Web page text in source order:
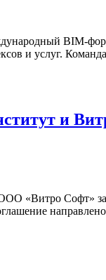
BIM-
и услуг.
и
«Витро Софт»